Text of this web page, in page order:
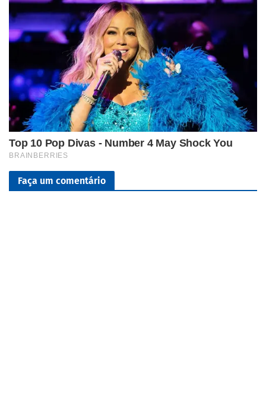
Faça um comentário